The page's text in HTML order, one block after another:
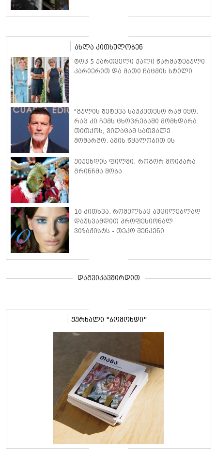
მინიკაბით გამოჩნდა
ახლა კითხულობენ
ტოპ 5 ქართველი ქალი წარმატებული
კარიერით და მათი ჩაცმის სტილი
"გულის შეტევა საუკეთესო რამ იყო,
რაც კი ჩემს ცხოვრებაში მომხდარა.
თითქოს, ვიღაცამ სათვალე
მომარგო. ამის წყალობით ის
ვერ ვამჩნევდი" - ანტონიო ბანდერასი
უიქენდის ფილმი: როგორ მოიპარა
გრინჩმა შობა
10 კითხვა, რომელსაც აუცილებლად
დაუსვამდით პროფესიონალ
ვიზაჟისტს - თეკო შენკენი
დაგვიკავშირდით
ჟურნალი "ბომონდი"